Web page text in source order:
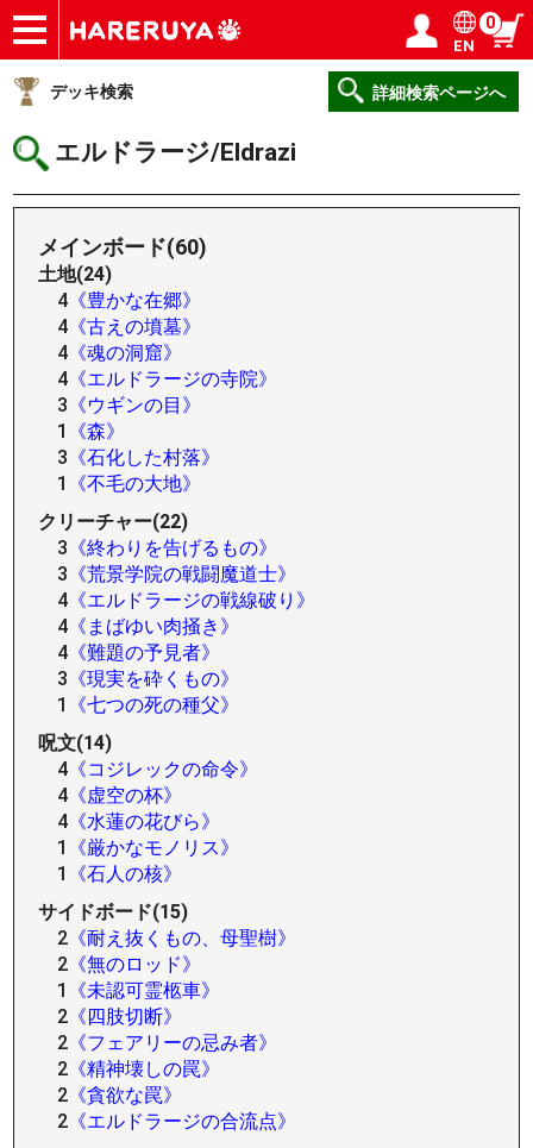
ショップ
買取
記事
デッキ検索
デッキ構築
選手一覧
店舗一覧
イベント
ヘルプ
お問い合わせ ログイン／会員登録
EN
0
デッキ検索 詳細検索ページへ
エルドラージ/Eldrazi
メインボード(60)
土地(24)
4 《豊かな在郷》
4 《古えの墳墓》
4 《魂の洞窟》
4 《エルドラージの寺院》
3 《ウギンの目》
1
《森》
3 《石化した村落》
1
《不毛の大地》
クリーチャー(22)
3 《終わりを告げるもの》
3 《荒景学院の戦闘魔道士》
4 《エルドラージの戦線破り》
4 《まばゆい肉掻き》
4 《難題の予見者》
3 《現実を砕くもの》
1
《七つの死の種父》
呪文(14)
4 《コジレックの命令》
4 《虚空の杯》
4 《水蓮の花びら》
1
《厳かなモノリス》
1
《石人の核》
サイドボード(15)
2 《耐え抜くもの、母聖樹》
2 《無のロッド》
1
《未認可霊柩車》
2 《四肢切断》
2 《フェアリーの忌み者》
2 《精神壊しの罠》
2 《貪欲な罠》
2 《エルドラージの合流点》